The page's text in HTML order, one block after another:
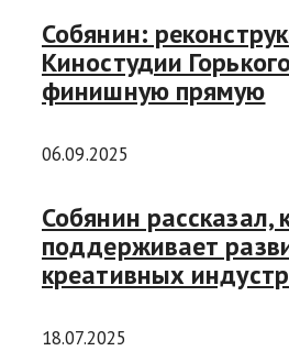
Собянин:
Киностудии
финишную прямую
06.09.2025
Собянин рассказал,
поддерживает
креативных
18.07.2025